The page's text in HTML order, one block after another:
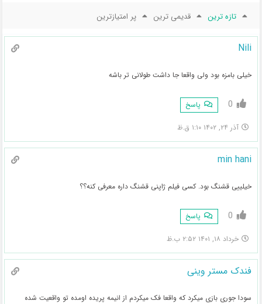
تازه ترین قدیمی ترین پر امتیازترین
Nili
خیلی بامزه بود ولی واقعا جا داشت طولانی تر باشه
0 پاسخ
آذر ۲۴, ۱۴۰۲ ۱:۱۰ ق.ظ
min hani
خیلییی قشنگ بود. کسی فیلم ژاپنی قشنگ داره معرفی کنه؟؟
0 پاسخ
خرداد ۱۸, ۱۴۰۱ ۲:۵۲ ب.ظ
فندک مستر وینی
سودا جوری بازی میکرد که واقعا فک میکردم از انیمه پریده اومده تو واقعیت شده